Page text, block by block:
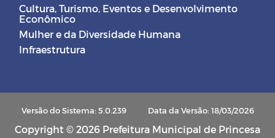
Cultura, Turismo, Eventos e Desenvolvimento
Econômico
Mulher e da Diversidade Humana
Infraestrutura
Versão do Sistema: 5.0.239 Data da Versão: 18/03/2026
Copyright © 2026 Prefeitura Municipal de Princesa